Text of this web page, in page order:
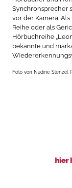
Synchronsprecher
vor der Kamera.
Reihe oder als
Hörbuchreihe
bekannte und
Foto von Nadine Stenzel
hier